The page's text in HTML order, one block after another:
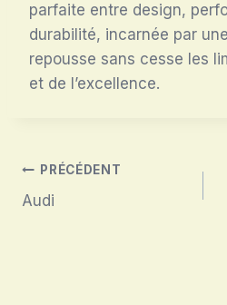
parfaite entre design,
durabilité, incarnée par
repousse sans cesse les
et de l’excellence.
Navigation
de
PRÉCÉDENT
Audi